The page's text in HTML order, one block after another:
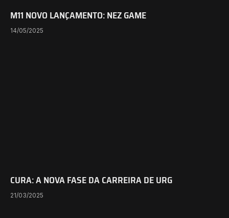
M11 NOVO LANÇAMENTO: NEZ GAME
14/05/2025
CURA: A NOVA FASE DA CARREIRA DE URG
21/03/2025